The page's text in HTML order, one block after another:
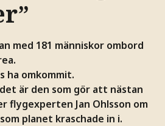
med 181 människor ombord
ha omkommit.
är den som gör att nästan
flygexperten Jan Ohlsson om
planet kraschade in i.